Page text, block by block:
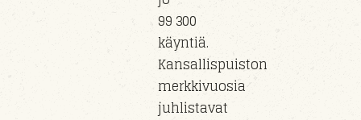
99 300
käyntiä.
Kansallispuiston
merkkivuosia
juhlistavat